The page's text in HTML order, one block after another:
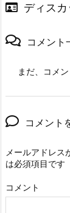
ディス
コメント
まだ、コメ
コメント
メールアドレス
は必須項目です
コメント